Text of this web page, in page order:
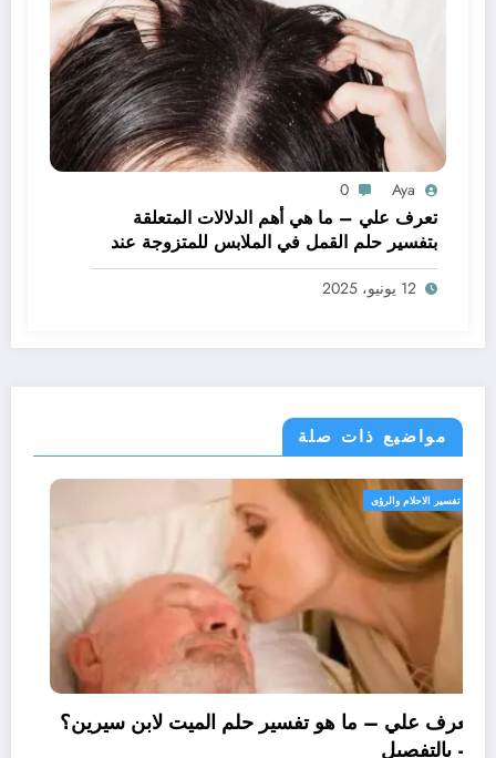
Aya
0
تعرف علي – ما هي أهم الدلالات المتعلقة
بتفسير حلم القمل في الملابس للمتزوجة عند
ابن سيرين؟ – بالتفصيل
12 يونيو، 2025
مواضيع ذات صلة
تفسير الاحلام والرؤى
تعرف علي – ما هو تفسير حلم الميت لابن
– بالتفصيل